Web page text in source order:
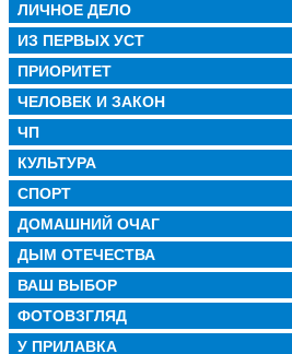
ЛИЧНОЕ ДЕЛО
ИЗ ПЕРВЫХ УСТ
ПРИОРИТЕТ
ЧЕЛОВЕК И ЗАКОН
ЧП
КУЛЬТУРА
СПОРТ
ДОМАШНИЙ ОЧАГ
ДЫМ ОТЕЧЕСТВА
ВАШ ВЫБОР
ФОТОВЗГЛЯД
У ПРИЛАВКА